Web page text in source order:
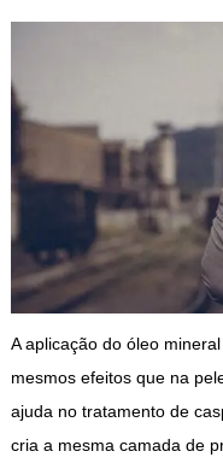
A aplicação do óleo
mesmos efeitos que na
ajuda no tratamento de
cria a mesma camada de